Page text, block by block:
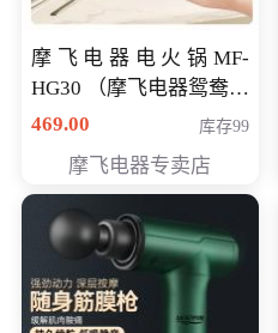
摩飞电器电火锅MF-
HG30 （摩飞电器鸳鸯锅
MF-HG30 ） 会员专享价
469.00 库存99
摩飞电器专卖店